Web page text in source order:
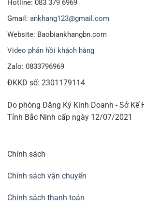
Hotline: 083 379 6969
Gmail: ankhang123@gmail.com
Website: Baobiankhangbn.com
Video phản hồi khách hàng
Zalo: 0833796969
ĐKKD số: 2301179114
Do phòng Đăng Ký Kinh Doanh - Sở Kế
Tỉnh Bắc Ninh cấp ngày 12/07/2021
Chính sách
Chính sách vận chuyển
Chính sách thanh toán